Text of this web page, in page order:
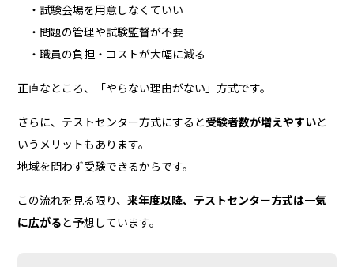
・試験会場を用意しなくていい
・問題の管理や試験監督が不要
・職員の負担・コストが大幅に減る
正直なところ、「やらない理由がない」方式です。
さらに、テストセンター方式にすると受験者数が増えやすいと
いうメリットもあります。
地域を問わず受験できるからです。
この流れを見る限り、来年度以降、テストセンター方式は一気
に広がると予想しています。